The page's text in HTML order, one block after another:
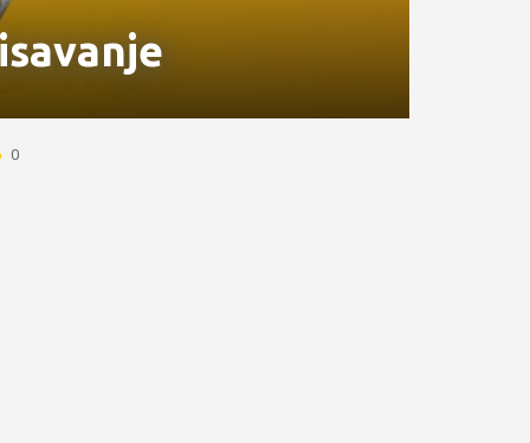
0